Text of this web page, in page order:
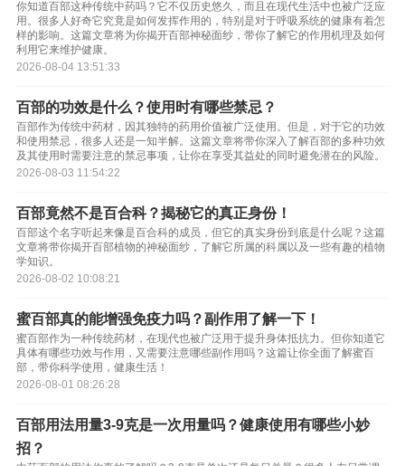
你知道百部这种传统中药吗？它不仅历史悠久，而且在现代生活中也被广泛应
用。很多人好奇它究竟是如何发挥作用的，特别是对于呼吸系统的健康有着怎
样的影响。这篇文章将为你揭开百部神秘面纱，带你了解它的作用机理及如何
利用它来维护健康。
2026-08-04 13:51:33
百部的功效是什么？使用时有哪些禁忌？
百部作为传统中药材，因其独特的药用价值被广泛使用。但是，对于它的功效
和使用禁忌，很多人还是一知半解。这篇文章将带你深入了解百部的多种功效
及其使用时需要注意的禁忌事项，让你在享受其益处的同时避免潜在的风险。
2026-08-03 11:54:22
百部竟然不是百合科？揭秘它的真正身份！
百部这个名字听起来像是百合科的成员，但它的真实身份到底是什么呢？这篇
文章将带你揭开百部植物的神秘面纱，了解它所属的科属以及一些有趣的植物
学知识。
2026-08-02 10:08:21
蜜百部真的能增强免疫力吗？副作用了解一下！
蜜百部作为一种传统药材，在现代也被广泛用于提升身体抵抗力。但你知道它
具体有哪些功效与作用，又需要注意哪些副作用吗？这篇让你全面了解蜜百
部，带你科学使用，健康生活！
2026-08-01 08:26:28
百部用法用量3-9克是一次用量吗？健康使用有哪些小妙
招？